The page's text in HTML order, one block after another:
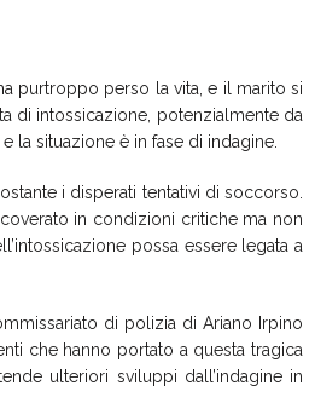
purtroppo perso la vita, e il marito si
di intossicazione, potenzialmente da
la situazione è in fase di indagine.
i disperati tentativi di soccorso.
in condizioni critiche ma non
possa essere legata a
di polizia di Ariano Irpino
che hanno portato a questa tragica
ulteriori sviluppi dall’indagine in